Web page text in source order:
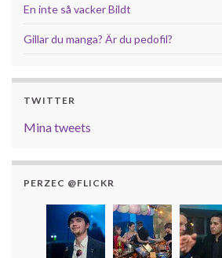
En inte så vacker Bildt
Gillar du manga? Är du pedofil?
TWITTER
Mina tweets
PERZEC @FLICKR